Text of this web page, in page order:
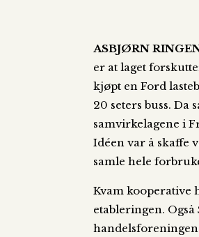
ASBJØRN
er at laget
kjøpt en Ford
20 seters buss. Da
samvirkelagene i
Idéen var å skaffe
samle hele
Kvam kooperative
etableringen.